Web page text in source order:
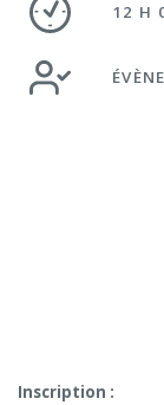
12 H
Inscription :